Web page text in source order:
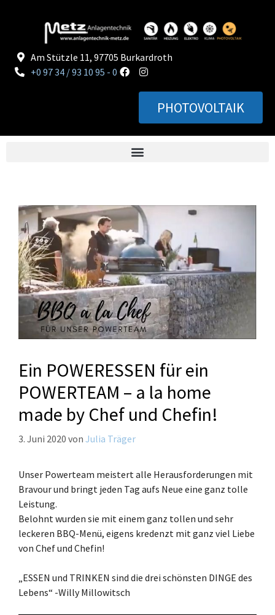
Am Stützle 11, 97705 Burkardroth
+0 97 34 / 93 10 95 - 0
PHOTOVOLTAIK
Ein POWERESSEN für ein
POWERTEAM – a la home
made by Chef und Chefin!
3. Juni 2020 von Julia Träger
Unser Powerteam meistert alle Herausforderungen mit
Bravour und bringt jeden Tag aufs Neue eine ganz tolle
Leistung.
Belohnt wurden sie mit einem ganz tollen und sehr
leckeren BBQ-Menü, eigens kredenzt mit ganz viel Liebe
von Chef und Chefin!
„ESSEN und TRINKEN sind die drei schönsten DINGE des
Lebens“ -Willy Millowitsch